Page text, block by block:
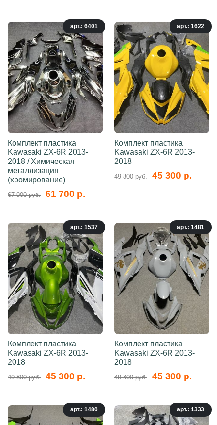
арт.: 6401
Комплект пластика
Kawasaki ZX-6R 2013-
2018 / Химическая
металлизация
(хромирование)
67 900 руб. 61 700 р.
арт.: 1622
Комплект пластика
Kawasaki ZX-6R 2013-
2018
49 800 руб. 45 300 р.
арт.: 1537
Комплект пластика
Kawasaki ZX-6R 2013-
2018
49 800 руб. 45 300 р.
арт.: 1481
Комплект пластика
Kawasaki ZX-6R 2013-
2018
49 800 руб. 45 300 р.
арт.: 1480 арт.: 1333